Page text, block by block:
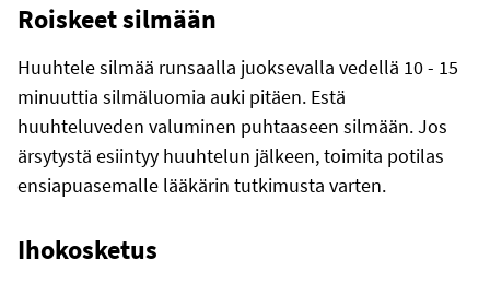
Roiskeet silmään
Huuhtele silmää runsaalla juoksevalla vedellä 10 - 15
minuuttia silmäluomia auki pitäen. Estä
huuhteluveden valuminen puhtaaseen silmään. Jos
ärsytystä esiintyy huuhtelun jälkeen, toimita potilas
ensiapuasemalle lääkärin tutkimusta varten.
Ihokosketus